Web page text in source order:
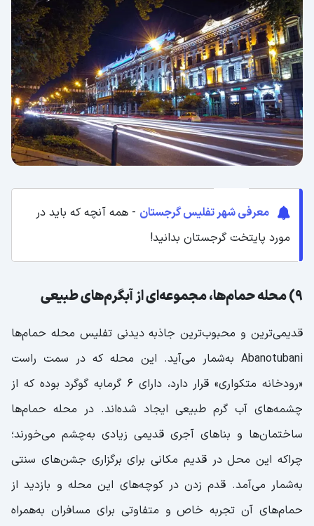
معرفی شهر تفلیس گرجستان - همه آنچه که باید در
مورد پایتخت گرجستان بدانید!
9) محله حمام‌ها، مجموعه‌ای از آبگرم‌های طبیعی
قدیمی‌ترین و محبوب‌ترین جاذبه دیدنی تفلیس محله حمام‌ها
Abanotubani به‌شمار می‌آید. این محله که در سمت راست
«رودخانه متکواری» قرار دارد، دارای 6 گرمابه گوگرد بوده که از
چشمه‌های آب گرم طبیعی ایجاد شده‌اند. در محله حمام‌ها
ساختمان‌ها و بناهای آجری قدیمی زیادی به‌چشم می‌خورند؛
چراکه این محل در قدیم مکانی برای برگزاری جشن‌های سنتی
به‌شمار می‌آمد. قدم زدن در کوچه‌های این محله و بازدید از
حمام‌های آن تجربه خاص و متفاوتی برای مسافران به‌همراه